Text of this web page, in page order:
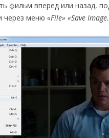
фильм вперед или назад,
через меню «File» «Save